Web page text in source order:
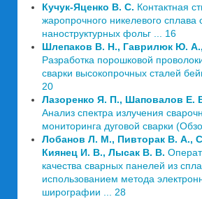
Кучук-Яценко В. С. Контактная
жаропрочного никелевого сплава
наноструктурных фольг ... 16
Шлепаков В. Н., Гаврилюк Ю. А.,
Разработка порошковой
сварки высокопрочных сталей
20
Лазоренко Я. П., Шаповалов Е.
Анализ спектра излучения
мониторинга дуговой сварки
Лобанов Л. М., Пивторак В. А.,
Киянец И. В., Лысак В. В.
качества сварных панелей из
использованием метода
ширографии ... 28